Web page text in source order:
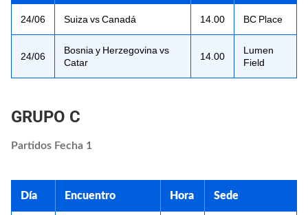
24/06 Suiza vs Canadá 14.00 BC Place
24/06
Bosnia y Herzegovina vs
Catar
14.00
Lumen
Field
GRUPO C
Partidos Fecha 1
Día Encuentro Hora Sede